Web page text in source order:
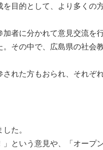
目的として、より多くの
者に分かれて意見交流を
その中で、広島県の社会
れた方もおられ、それぞ
た。
という意見や、「オープ